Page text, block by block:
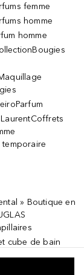
femme
homme
homme
» Boutique en
cube de bain
pour les